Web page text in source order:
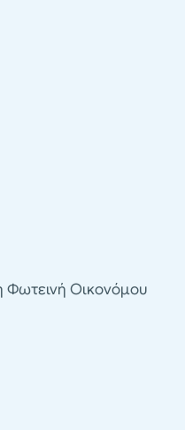
Φωτεινή Οικονόμου